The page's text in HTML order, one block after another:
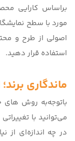
براساس کارایی
مورد با سطح
اصولی از طرح و
استفاده قرار دهید.
ماندگاری
باتوجه‌به روش های
می‌توانید با
در چه اندازه‌ای از